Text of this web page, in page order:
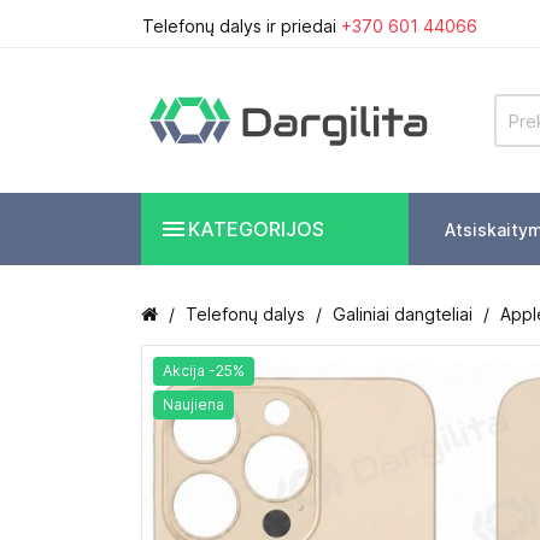
Telefonų dalys ir priedai +370 601 44066
 KATEGORIJOS
Telefonų dalys Galiniai dangteliai
Akcija -25%
Naujiena